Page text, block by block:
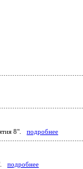
8". подробнее
подробнее